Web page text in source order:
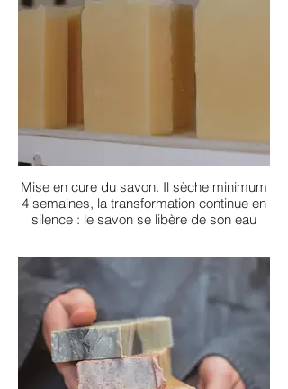
Mise en cure du savon. Il sèche minimum
4 semaines, la transformation continue en
silence : le savon se libère de son eau